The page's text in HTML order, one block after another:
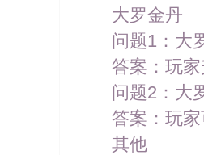
大罗金丹
问题1：大罗
答案：玩家
问题2：大罗
答案：玩家
其他